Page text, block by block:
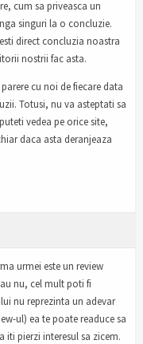
cum sa priveasca un
singuri la o concluzie.
direct concluzia noastra
nostrii fac asta.
cu noi de fiecare data
Totusi, nu va asteptati sa
vedea pe orice site,
daca asta deranjeaza
urmei este un review
nu, cel mult poti fi
nu reprezinta un adevar
ul) ea te poate readuce sa
iti pierzi interesul sa zicem.